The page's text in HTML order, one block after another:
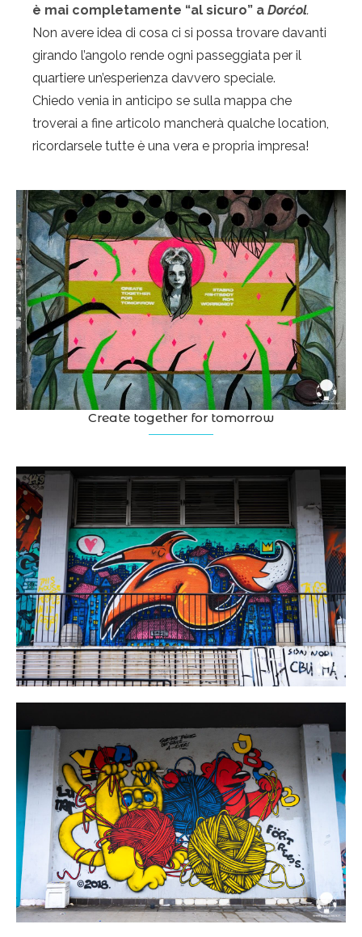
è mai completamente “al sicuro” a Dorćol.
Non avere idea di cosa ci si possa trovare davanti
girando l’angolo rende ogni passeggiata per il
quartiere un’esperienza davvero speciale.
Chiedo venia in anticipo se sulla mappa che
troverai a fine articolo mancherà qualche location,
ricordarsele tutte è una vera e propria impresa!
Create together for tomorrow